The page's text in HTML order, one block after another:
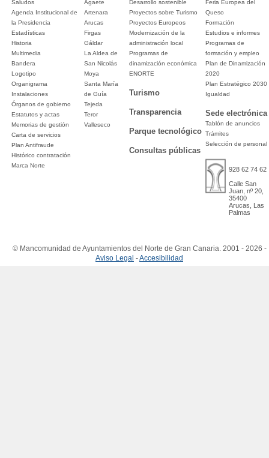
Saludos
Agenda Institucional de
la Presidencia
Estadísticas
Historia
Multimedia
Bandera
Logotipo
Organigrama
Instalaciones
Órganos de gobierno
Estatutos y actas
Memorias de gestión
Carta de servicios
Plan Antifraude
Histórico contratación
Marca Norte
Agaete
Artenara
Arucas
Firgas
Gáldar
La Aldea de
San Nicolás
Moya
Santa María
de Guía
Tejeda
Teror
Valleseco
Desarrollo sostenible
Proyectos sobre Turismo
Proyectos Europeos
Modernización de la
administración local
Programas de
dinamización económica
ENORTE
Turismo
Transparencia
Parque tecnológico
Consultas públicas
Feria Europea del
Queso
Formación
Estudios e informes
Programas de
formación y empleo
Plan de Dinamización
2020
Plan Estratégico 2030
Igualdad
Sede electrónica
Tablón de anuncios
Trámites
Selección de personal
928 62 74 62
Calle San
Juan, nº 20,
35400
Arucas, Las
Palmas
© Mancomunidad de Ayuntamientos del Norte de Gran Canaria. 2001 - 2026 -
Aviso Legal -Accesibilidad